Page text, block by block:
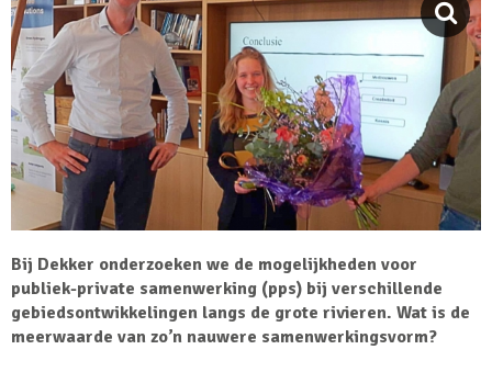
Bij Dekker onderzoeken we de mogelijkheden voor
publiek-private samenwerking (pps) bij verschillende
gebiedsontwikkelingen langs de grote rivieren. Wat is de
meerwaarde van zo’n nauwere samenwerkingsvorm?